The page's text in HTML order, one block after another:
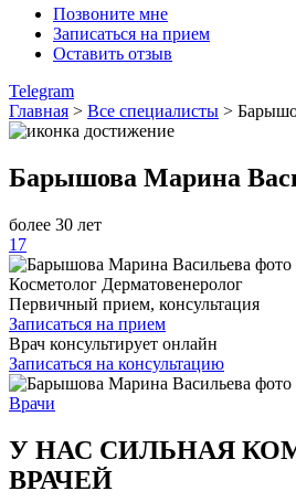
Позвоните мне
Записаться на прием
Оставить отзыв
Telegram
Главная > Все специалисты >
Барышова Марина
более 30 лет
17
Косметолог Дерматовенеролог
Первичный прием, консультация
Записаться на прием
Врач консультирует онлайн
Записаться на консультацию
Врачи
У НАС СИЛЬНАЯ
ВРАЧЕЙ